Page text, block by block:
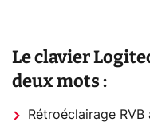
Le clavier
deux mots :
Rétroéclairage